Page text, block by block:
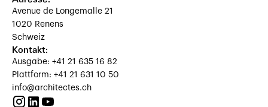
Avenue de Longemalle 21
1020 Renens
Schweiz
Kontakt:
Ausgabe: +41 21 635 16 82
Plattform: +41 21 631 10 50
info@architectes.ch